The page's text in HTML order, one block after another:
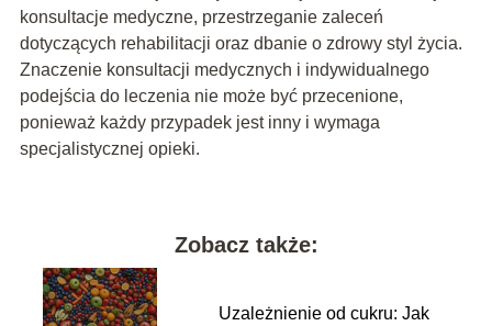
konsultacje medyczne, przestrzeganie zaleceń
dotyczących rehabilitacji oraz dbanie o zdrowy styl życia.
Znaczenie konsultacji medycznych i indywidualnego
podejścia do leczenia nie może być przecenione,
ponieważ każdy przypadek jest inny i wymaga
specjalistycznej opieki.
Zobacz także:
Uzależnienie od cukru: Jak